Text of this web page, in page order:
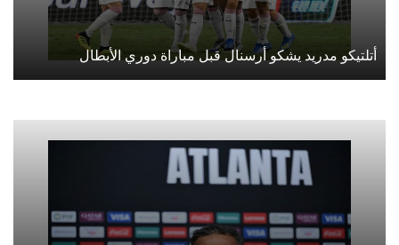
أتلتيكو مدريد يشكو أرسنال قبل مباراة دوري الأبطال